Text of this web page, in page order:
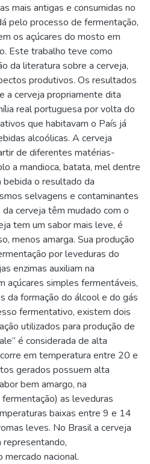
mais antigas e consumidas no
pelo processo de fermentação,
os açúcares do mosto em
Este trabalho teve como
da literatura sobre a cerveja,
produtivos. Os resultados
a cerveja propriamente dita
real portuguesa por volta do
que habitavam o País já
alcoólicas. A cerveja
de diferentes matérias-
a mandioca, batata, mel dentre
o resultado da
selvagens e contaminantes
cerveja têm mudado com o
tem um sabor mais leve, é
menos amarga. Sua produção
por leveduras do
enzimas auxiliam na
açúcares simples fermentáveis,
da formação do álcool e do gás
fermentativo, existem dois
utilizados para produção de
é considerada de alta
em temperatura entre 20 e
gerados possuem alta
bem amargo, na
fermentação) as leveduras
baixas entre 9 e 14
leves. No Brasil a cerveja
representando,
nacional.